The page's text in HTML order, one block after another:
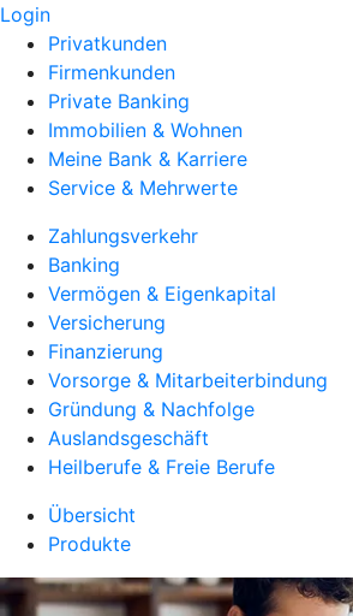
Login
Privatkunden
Firmenkunden
Private Banking
Immobilien & Wohnen
Meine Bank & Karriere
Service & Mehrwerte
Zahlungsverkehr
Banking
Vermögen & Eigenkapital
Versicherung
Finanzierung
Vorsorge & Mitarbeiterbindung
Gründung & Nachfolge
Auslandsgeschäft
Heilberufe & Freie Berufe
Übersicht
Produkte